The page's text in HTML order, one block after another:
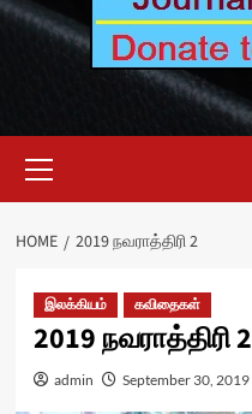
Menu
HOME 2019 நவராத்திரி 2
இலக்கியம் கவிதைகள்
2019 நவராத்திரி 2
admin September 30, 2019